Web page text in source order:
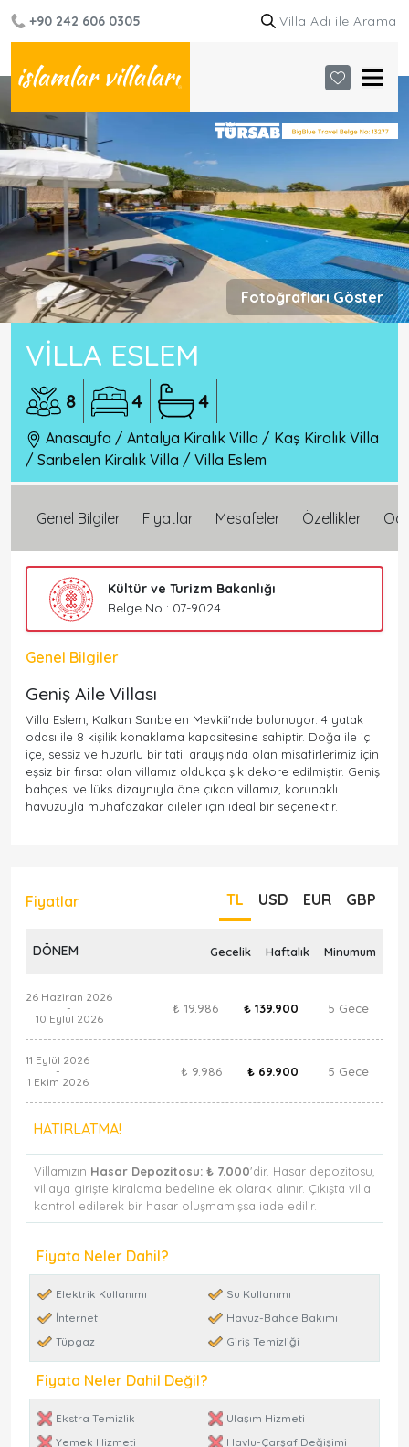
+90 242 606 0305
Fotoğrafları Göster
VILLA ESLEM
8 4 4
Anasayfa / Antalya Kiralık Villa / Kaş Kiralık Villa
/ Sarıbelen Kiralık Villa / Villa Eslem
Genel Bilgiler Fiyatlar Mesafeler Özellikler
Kültür ve Turizm Bakanlığı
Belge No : 07-9024
Genel Bilgiler
Geniş Aile Villası
Villa Eslem, Kalkan Sarıbelen Mevkii'nde bulunuyor. 4 yatak
odası ile 8 kişilik konaklama kapasitesine sahiptir. Doğa ile iç
içe, sessiz ve huzurlu bir tatil arayışında olan misafirlerimiz için
eşsiz bir fırsat olan villamız oldukça şık dekore edilmiştir. Geniş
bahçesi ve lüks dizaynıyla öne çıkan villamız, korunaklı
havuzuyla muhafazakar aileler için ideal bir seçenektir.
Fiyatlar TL USD EUR GBP
DÖNEM Gecelik Haftalık Minumum
26 Haziran 2026
-
10 Eylül 2026
₺ 19.986 ₺ 139.900 5 Gece
11 Eylül 2026
-
1 Ekim 2026
₺ 9.986 ₺ 69.900 5 Gece
HATIRLATMA!
Villamızın Hasar Depozitosu: ₺ 7.000'dir. Hasar depozitosu,
villaya girişte kiralama bedeline ek olarak alınır. Çıkışta villa
kontrol edilerek bir hasar oluşmamışsa iade edilir.
Fiyata Neler Dahil?
Elektrik Kullanımı
Su Kullanımı
İnternet
Havuz-Bahçe Bakımı
Tüpgaz
Giriş Temizliği
Fiyata Neler Dahil Değil?
Ekstra Temizlik
Ulaşım Hizmeti
Yemek Hizmeti
Havlu-Çarşaf Değişimi